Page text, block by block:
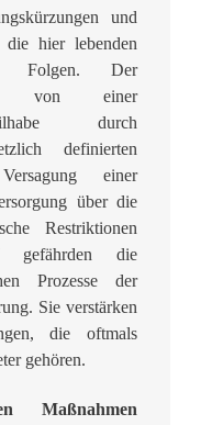
und
hier lebenden
Folgen. Der
von einer
durch
definierten
einer
über die
Restriktionen
ge­fährden die
Prozesse der
Sie verstärken
die oftmals
gehören.
Maßnahmen